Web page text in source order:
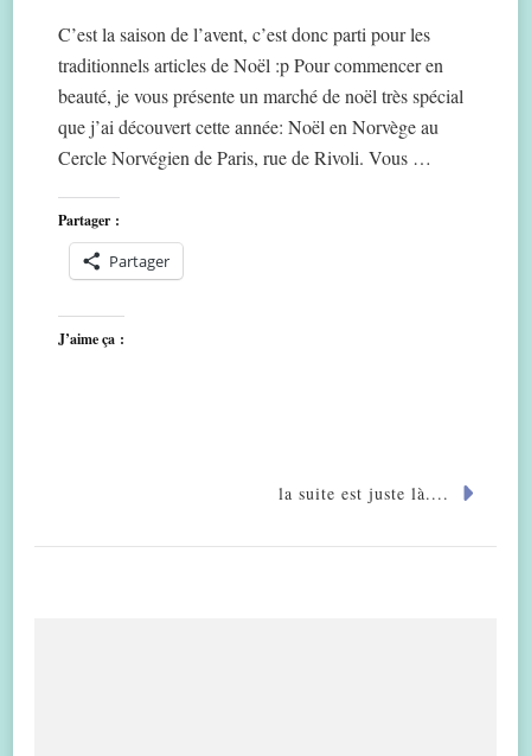
C’est la saison de l’avent, c’est donc parti pour les
traditionnels articles de Noël :p Pour commencer en
beauté, je vous présente un marché de noël très spécial
que j’ai découvert cette année: Noël en Norvège au
Cercle Norvégien de Paris, rue de Rivoli. Vous …
Partager :
Partager
J’aime ça :
la suite est juste là....